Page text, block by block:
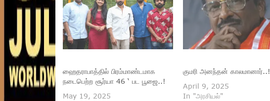
ஹைதராபாத்தில் பிரம்மாண்டமாக
நடைபெற்ற சூர்யா 46 ‘ பட பூஜை..!
May 19, 2025
குமரி அனந்தன் காலமானார்..!
April 9, 2025
In "அரசியல்"